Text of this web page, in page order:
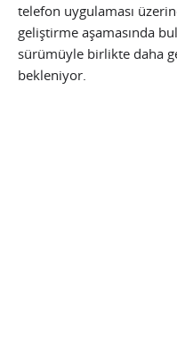
telefon uygulaması
geliştirme aşamasında
sürümüyle birlikte daha
bekleniyor.